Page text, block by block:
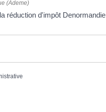
(Ademe)
réduction d'impôt Denormandie